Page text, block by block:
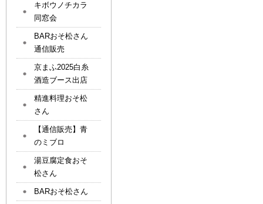
キボウノチカラ
同窓会
BARおそ松さん
通信販売
京まふ2025白糸
酒造ブース出店
精進料理おそ松
さん
【通信販売】青
のミブロ
湯豆腐定食おそ
松さん
BARおそ松さん